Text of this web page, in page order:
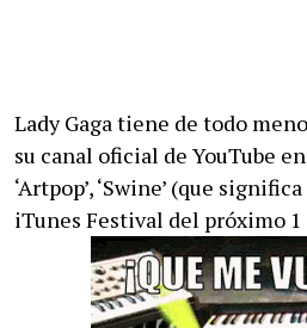
Lady Gaga tiene de todo
su canal oficial de YouTube
‘Artpop’, ‘Swine’ (que
iTunes Festival del próximo